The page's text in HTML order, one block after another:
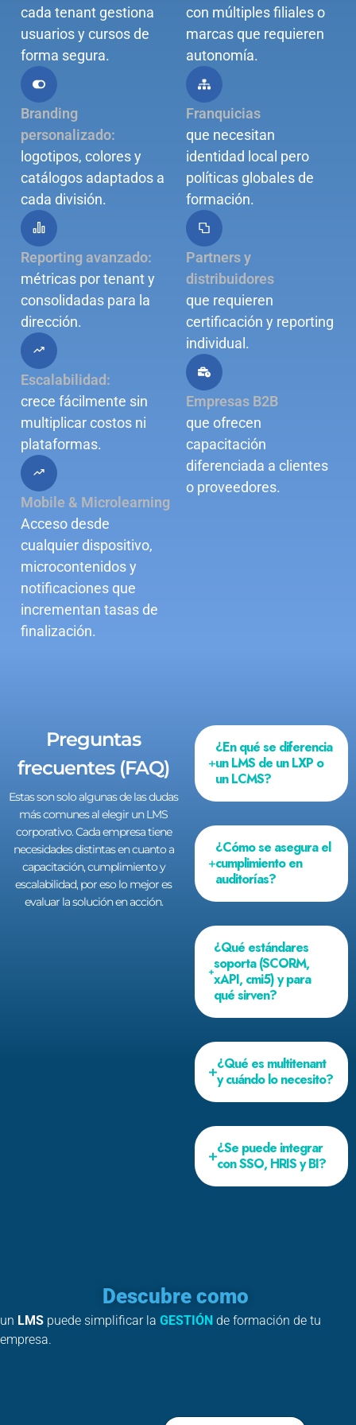
cada tenant gestiona
usuarios y cursos de
forma segura.
Branding
personalizado:
logotipos, colores y
catálogos adaptados a
cada división.
Reporting avanzado:
métricas por tenant y
consolidadas para la
dirección.
Escalabilidad:
crece fácilmente sin
multiplicar costos ni
plataformas.
Mobile & Microlearning
Acceso desde
cualquier dispositivo,
microcontenidos y
notificaciones que
incrementan tasas de
finalización.
con múltiples filiales o
marcas que requieren
autonomía.
Franquicias
que necesitan
identidad local pero
políticas globales de
formación.
Partners y
distribuidores
que requieren
certificación y reporting
individual.
Empresas B2B
que ofrecen
capacitación
diferenciada a clientes
o proveedores.
Preguntas
frecuentes (FAQ)
Estas son solo algunas de las dudas
más comunes al elegir un LMS
corporativo. Cada empresa tiene
necesidades distintas en cuanto a
capacitación, cumplimiento y
escalabilidad, por eso lo mejor es
evaluar la solución en acción.
¿En qué se diferencia
un LMS de un LXP o
un LCMS?
¿Cómo se asegura el
cumplimiento en
auditorías?
¿Qué estándares
soporta (SCORM,
xAPI, cmi5) y para
qué sirven?
¿Qué es multitenant
y cuándo lo necesito?
¿Se puede integrar
con SSO, HRIS y BI?
Descubre como
un LMS puede simplificar la GESTIÓN de formación de tu
empresa.